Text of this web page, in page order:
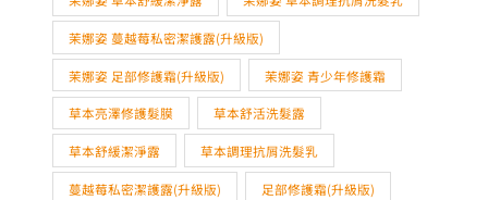
茉娜姿 蔓越莓私密潔護露(升級版)
茉娜姿 足部修護霜(升級版) 茉娜姿 青少年修護霜
草本亮澤修護髮膜 草本舒活洗髮露
草本舒緩潔淨露 草本調理抗屑洗髮乳
蔓越莓私密潔護露(升級版) 足部修護霜(升級版)